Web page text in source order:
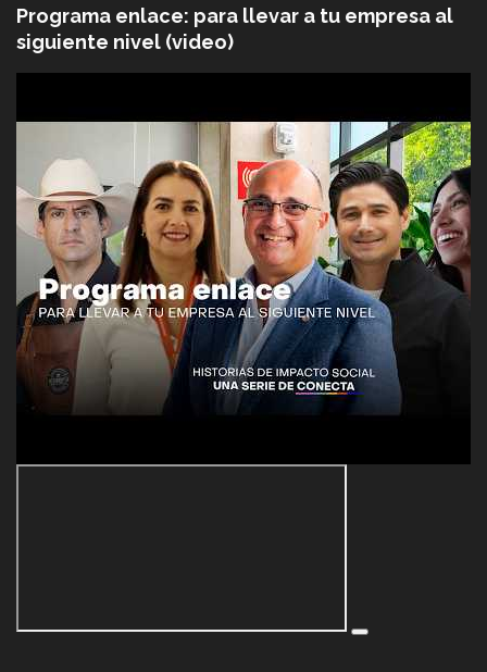
Programa enlace: para llevar a tu empresa al
siguiente nivel (video)